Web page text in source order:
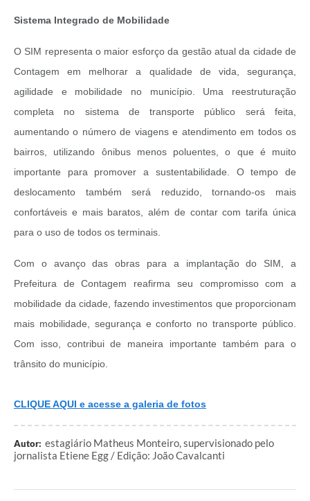
Sistema Integrado de Mobilidade
O SIM representa o maior esforço da gestão atual da cidade de
Contagem em melhorar a qualidade de vida, segurança,
agilidade e mobilidade no município. Uma reestruturação
completa no sistema de transporte público será feita,
aumentando o número de viagens e atendimento em todos os
bairros, utilizando ônibus menos poluentes, o que é muito
importante para promover a sustentabilidade. O tempo de
deslocamento também será reduzido, tornando-os mais
confortáveis e mais baratos, além de contar com tarifa única
para o uso de todos os terminais.
Com o avanço das obras para a implantação do SIM, a
Prefeitura de Contagem reafirma seu compromisso com a
mobilidade da cidade, fazendo investimentos que proporcionam
mais mobilidade, segurança e conforto no transporte público.
Com isso, contribui de maneira importante também para o
trânsito do município.
CLIQUE AQUI e acesse a galeria de fotos
Autor: estagiário Matheus Monteiro, supervisionado pelo
jornalista Etiene Egg / Edição: João Cavalcanti